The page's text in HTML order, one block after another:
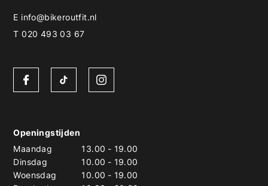
E info@bikeroutfit.nl
T 020 493 03 67
Openingstijden
Maandag
13.00 - 19.00
Dinsdag
10.00 - 19.00
Woensdag
10.00 - 19.00